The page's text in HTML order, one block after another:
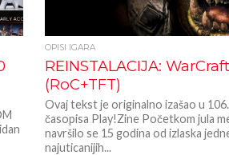
OPISI IGARA
REINSTALACIJA:
(RoC+TFT)
Ovaj tekst je originalno izašao u
časopisa Play!Zine Početkom jula
navršilo se 15 godina od izlaska
najuticanijih...